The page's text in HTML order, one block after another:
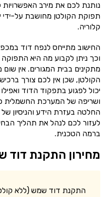
נותנת לכם את מירב האפשרויות
תפוקת הקולטן מחושבת על-ידי
קלוריה.
החישוב מתייחס לנפח דוד
וכך ניתן לקבוע מה היא
מתקינים בבית המגורים. אין
הקולטן, שכן אין לכם צורך
יכול לפגוע בתפקוד הדוד
ושריפה של המערכת החשמלית
החלטה בעזרת הידע והניסיון של
לעזור לכם לנהל את תהליך
ברמה הטכנית.
מחירון התקנת דוד
התקנת דוד שמש (ללא